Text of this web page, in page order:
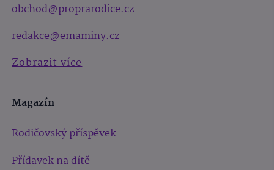
obchod@proprarodice.cz
redakce@emaminy.cz
Zobrazit více
Magazín
Rodičovský příspěvek
Přídavek na dítě